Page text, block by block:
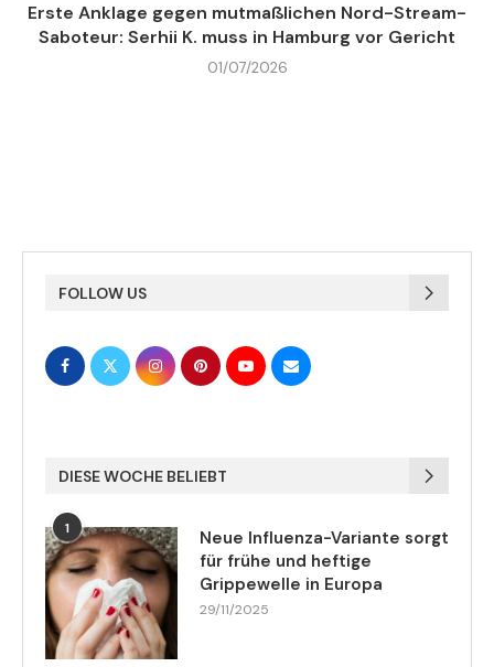
Erste Anklage gegen mutmaßlichen Nord-Stream-
Saboteur: Serhii K. muss in Hamburg vor Gericht
01/07/2026
FOLLOW US
DIESE WOCHE BELIEBT
1
Neue Influenza-Variante sorgt
für frühe und heftige
Grippewelle in Europa
29/11/2025